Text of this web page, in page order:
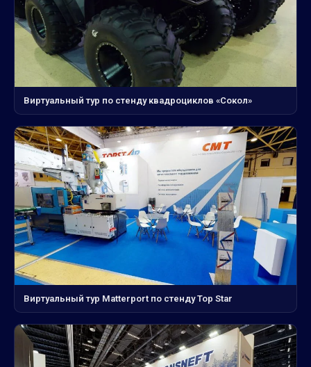
Виртуальный тур по стенду квадроциклов «Сокол»
Виртуальный тур Matterport по стенду Top Star